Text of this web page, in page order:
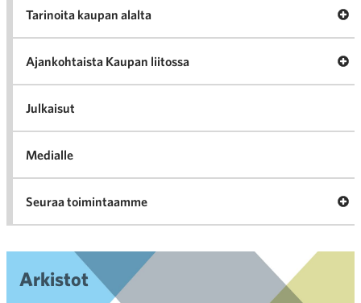
Tarinoita kaupan alalta
Ajankohtaista Kaupan liitossa
Julkaisut
Medialle
Seuraa toimintaamme
Arkistot